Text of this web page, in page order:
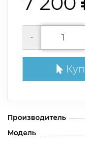
-
Производитель
Модель